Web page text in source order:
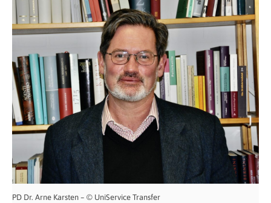
PD Dr. Arne Karsten – © UniService Transfer